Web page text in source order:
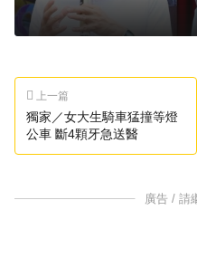
上一篇
獨家／女大生騎車猛撞等燈
公車 斷4顆牙急送醫
廣告 / 請